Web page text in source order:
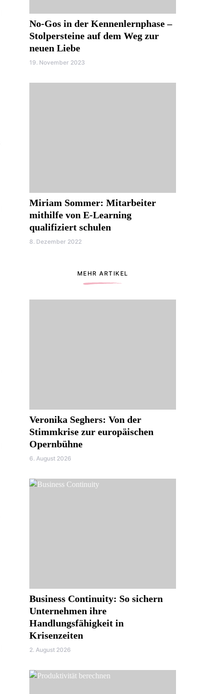
No-Gos in der Kennenlernphase –
Stolpersteine auf dem Weg zur
neuen Liebe
19. November 2023
Miriam Sommer: Mitarbeiter
mithilfe von E-Learning
qualifiziert schulen
8. Dezember 2022
MEHR ARTIKEL
Veronika Seghers: Von der
Stimmkrise zur europäischen
Opernbühne
6. August 2026
Business Continuity: So sichern
Unternehmen ihre
Handlungsfähigkeit in
Krisenzeiten
2. August 2026